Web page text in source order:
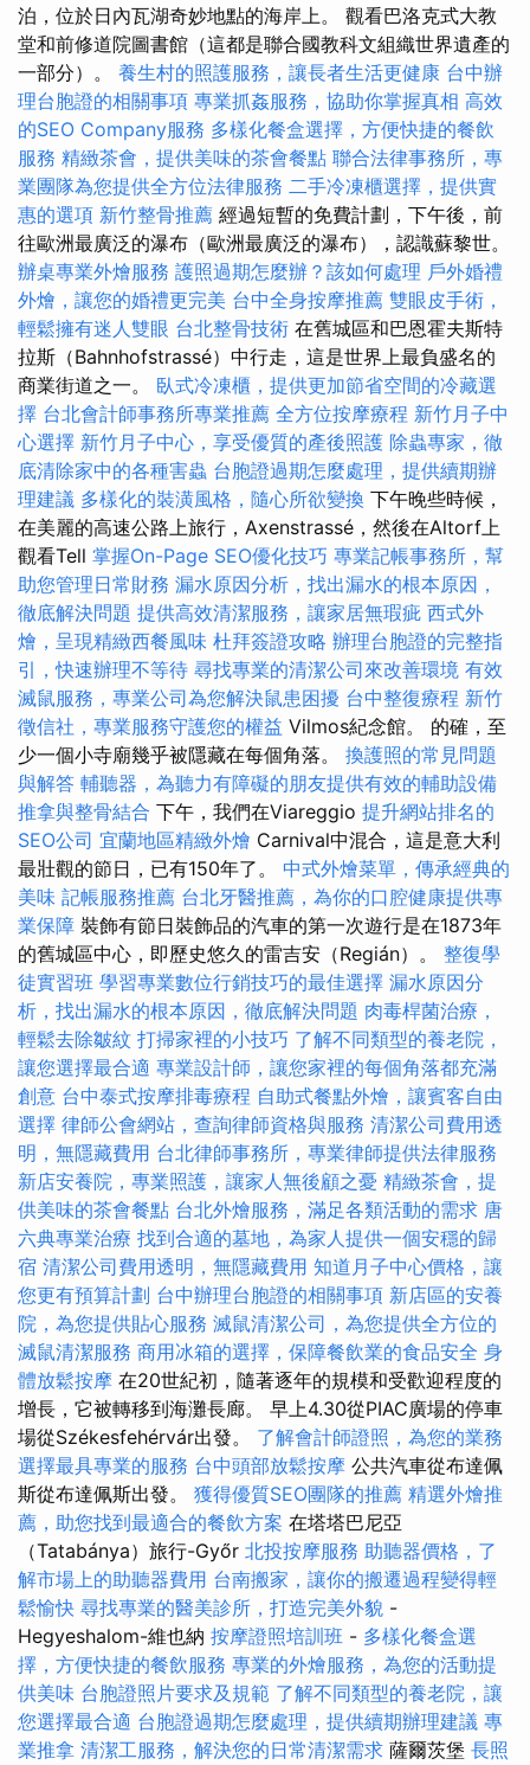
泊，位於日內瓦湖奇妙地點的海岸上。 觀看巴洛克式大教
堂和前修道院圖書館（這都是聯合國教科文組織世界遺產的
一部分）。 養生村的照護服務，讓長者生活更健康 台中辦
理台胞證的相關事項 專業抓姦服務，協助你掌握真相 高效
的SEO Company服務 多樣化餐盒選擇，方便快捷的餐飲
服務 精緻茶會，提供美味的茶會餐點 聯合法律事務所，專
業團隊為您提供全方位法律服務 二手冷凍櫃選擇，提供實
惠的選項 新竹整骨推薦 經過短暫的免費計劃，下午後，前
往歐洲最廣泛的瀑布（歐洲最廣泛的瀑布），認識蘇黎世。
辦桌專業外燴服務 護照過期怎麼辦？該如何處理 戶外婚禮
外燴，讓您的婚禮更完美 台中全身按摩推薦 雙眼皮手術，
輕鬆擁有迷人雙眼 台北整骨技術 在舊城區和巴恩霍夫斯特
拉斯（Bahnhofstrassé）中行走，這是世界上最負盛名的
商業街道之一。 臥式冷凍櫃，提供更加節省空間的冷藏選
擇 台北會計師事務所專業推薦 全方位按摩療程 新竹月子中
心選擇 新竹月子中心，享受優質的產後照護 除蟲專家，徹
底清除家中的各種害蟲 台胞證過期怎麼處理，提供續期辦
理建議 多樣化的裝潢風格，隨心所欲變換 下午晚些時候，
在美麗的高速公路上旅行，Axenstrassé，然後在Altorf上
觀看Tell 掌握On-Page SEO優化技巧 專業記帳事務所，幫
助您管理日常財務 漏水原因分析，找出漏水的根本原因，
徹底解決問題 提供高效清潔服務，讓家居無瑕疵 西式外
燴，呈現精緻西餐風味 杜拜簽證攻略 辦理台胞證的完整指
引，快速辦理不等待 尋找專業的清潔公司來改善環境 有效
滅鼠服務，專業公司為您解決鼠患困擾 台中整復療程 新竹
徵信社，專業服務守護您的權益 Vilmos紀念館。 的確，至
少一個小寺廟幾乎被隱藏在每個角落。 換護照的常見問題
與解答 輔聽器，為聽力有障礙的朋友提供有效的輔助設備
推拿與整骨結合 下午，我們在Viareggio 提升網站排名的
SEO公司 宜蘭地區精緻外燴 Carnival中混合，這是意大利
最壯觀的節日，已有150年了。 中式外燴菜單，傳承經典的
美味 記帳服務推薦 台北牙醫推薦，為你的口腔健康提供專
業保障 裝飾有節日裝飾品的汽車的第一次遊行是在1873年
的舊城區中心，即歷史悠久的雷吉安（Regián）。 整復學
徒實習班 學習專業數位行銷技巧的最佳選擇 漏水原因分
析，找出漏水的根本原因，徹底解決問題 肉毒桿菌治療，
輕鬆去除皺紋 打掃家裡的小技巧 了解不同類型的養老院，
讓您選擇最合適 專業設計師，讓您家裡的每個角落都充滿
創意 台中泰式按摩排毒療程 自助式餐點外燴，讓賓客自由
選擇 律師公會網站，查詢律師資格與服務 清潔公司費用透
明，無隱藏費用 台北律師事務所，專業律師提供法律服務
新店安養院，專業照護，讓家人無後顧之憂 精緻茶會，提
供美味的茶會餐點 台北外燴服務，滿足各類活動的需求 唐
六典專業治療 找到合適的墓地，為家人提供一個安穩的歸
宿 清潔公司費用透明，無隱藏費用 知道月子中心價格，讓
您更有預算計劃 台中辦理台胞證的相關事項 新店區的安養
院，為您提供貼心服務 滅鼠清潔公司，為您提供全方位的
滅鼠清潔服務 商用冰箱的選擇，保障餐飲業的食品安全 身
體放鬆按摩 在20世紀初，隨著逐年的規模和受歡迎程度的
增長，它被轉移到海灘長廊。 早上4.30從PIAC廣場的停車
場從Székesfehérvár出發。 了解會計師證照，為您的業務
選擇最具專業的服務 台中頭部放鬆按摩 公共汽車從布達佩
斯從布達佩斯出發。 獲得優質SEO團隊的推薦 精選外燴推
薦，助您找到最適合的餐飲方案 在塔塔巴尼亞
（Tatabánya）旅行-Győr 北投按摩服務 助聽器價格，了
解市場上的助聽器費用 台南搬家，讓你的搬遷過程變得輕
鬆愉快 尋找專業的醫美診所，打造完美外貌 -
Hegyeshalom-維也納 按摩證照培訓班 - 多樣化餐盒選
擇，方便快捷的餐飲服務 專業的外燴服務，為您的活動提
供美味 台胞證照片要求及規範 了解不同類型的養老院，讓
您選擇最合適 台胞證過期怎麼處理，提供續期辦理建議 專
業推拿 清潔工服務，解決您的日常清潔需求 薩爾茨堡 長照